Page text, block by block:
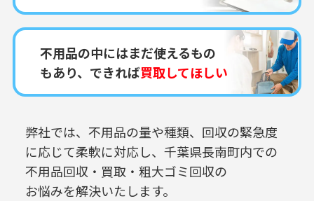
不用品の中にはまだ使えるもの
もあり、できれば買取してほしい
弊社では、不用品の量や種類、回収の緊急度
に応じて柔軟に対応し、 千葉県長南町内での
不用品回収・買取・粗大ゴミ回収の
お悩みを解決いたします。